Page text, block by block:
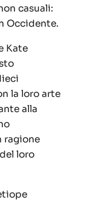
casuali:
Occidente.
Kate
la loro arte
alla
ragione
loro